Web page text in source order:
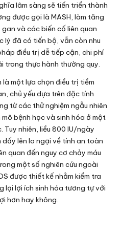
lâm sàng sẽ tiến triển thành
được gọi là MASH, làm tăng
và các biến cố liên quan
lý đã có tiến bộ, vẫn còn nhu
điều trị dễ tiếp cận, chi phí
trong thực hành thường quy.
là một lựa chọn điều trị tiềm
chủ yếu dựa trên đặc tính
từ các thử nghiệm ngẫu nhiên
bệnh học và sinh hóa ở một
Tuy nhiên, liều 800 IU/ngày
lên lo ngại về tính an toàn
quan đến nguy cơ chảy máu
một số nghiên cứu ngoài
được thiết kế nhằm kiểm tra
lại lợi ích sinh hóa tương tự với
hơn hay không.